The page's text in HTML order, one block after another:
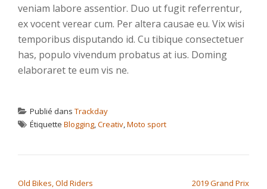
veniam labore assentior. Duo ut fugit referrentur,
ex vocent verear cum. Per altera causae eu. Vix wisi
temporibus disputando id. Cu tibique consectetuer
has, populo vivendum probatus at ius. Doming
elaboraret te eum vis ne.
Publié dans Trackday
Étiquette Blogging,Creativ,Moto sport
Old Bikes, Old Riders 2019 Grand Prix